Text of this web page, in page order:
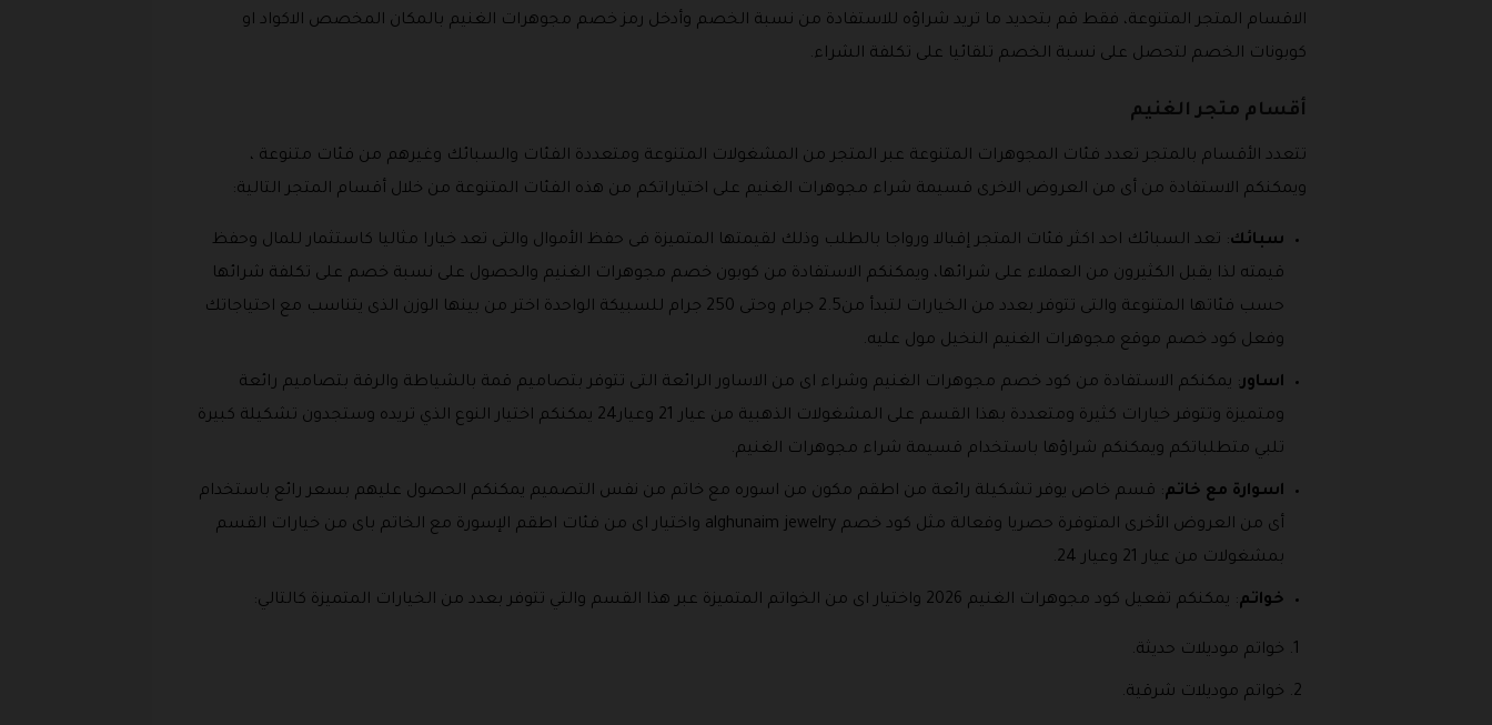
الاقسام المتجر المتنوعة، فقط قم بتحديد ما تريد شراؤه للاستفادة من نسبة الخصم وأدخل رمز خصم مجوهرات الغنيم بالمكان المخصص الاكواد او
كوبونات الخصم لتحصل على نسبة الخصم تلقائيا على تكلفة الشراء.
أقسام متجر الغنيم
تتعدد الأقسام بالمتجر تعدد فئات المجوهرات المتنوعة عبر المتجر من المشغولات المتنوعة ومتعددة الفئات والسبائك وغيرهم من فئات متنوعة ،
ويمكنكم الاستفادة من أى من العروض الاخرى قسيمة شراء مجوهرات الغنيم على اختياراتكم من هذه الفئات المتنوعة من خلال أقسام المتجر التالية:
سبائك: تعد السبائك احد اكثر فئات المتجر إقبالا ورواجا بالطلب وذلك لقيمتها المتميزة فى حفظ الأموال والتى تعد خيارا مثاليا كاستثمار للمال وحفظ
قيمته لذا يقبل الكثيرون من العملاء على شرائها، ويمكنكم الاستفادة من كوبون خصم مجوهرات الغنيم والحصول على نسبة خصم على تكلفة شرائها
حسب فئاتها المتنوعة والتى تتوفر بعدد من الخيارات لتبدأ من2.5 جرام وحتى 250 جرام للسبيكة الواحدة اختر من بينها الوزن الذى يتناسب مع احتياجاتك
وفعل كود خصم موقع مجوهرات الغنيم النخيل مول عليه.
اساور: يمكنكم الاستفادة من كود خصم مجوهرات الغنيم وشراء اى من الاساور الرائعة التى تتوفر بتصاميم قمة بالشياطة والرقة بتصاميم رائعة
ومتميزة وتتوفر خيارات كثيرة ومتعددة بهذا القسم على المشغولات الذهبية من عيار 21 وعيار24 يمكنكم اختيار النوع الذي تريده وستجدون تشكيلة كبيرة
تلبي متطلباتكم ويمكنكم شراؤها باستخدام قسيمة شراء مجوهرات الغنيم.
اسوارة مع خاتم: قسم خاص يوفر تشكيلة رائعة من اطقم مكون من اسوره مع خاتم من نفس التصميم يمكنكم الحصول عليهم بسعر رائع باستخدام
أى من العروض الأخرى المتوفرة حصريا وفعالة مثل كود خصم alghunaim jewelry واختيار اى من فئات اطقم الإسورة مع الخاتم باى من خيارات القسم
بمشغولات من عيار 21 وعيار 24.
خواتم: يمكنكم تفعيل كود مجوهرات الغنيم 2026 واختيار اى من الخواتم المتميزة عبر هذا القسم والتي تتوفر بعدد من الخيارات المتميزة كالتالي:
خواتم موديلات حديثة.
خواتم موديلات شرقية.